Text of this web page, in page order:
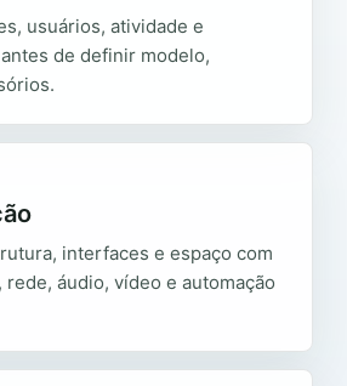
usuários, atividade e
de definir modelo,
interfaces e espaço com
áudio, vídeo e automação